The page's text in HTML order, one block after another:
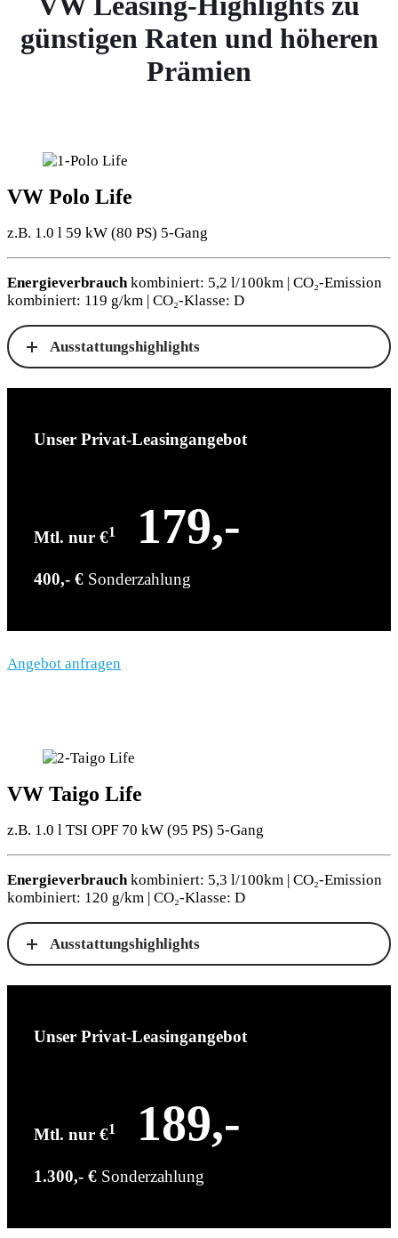
günstigen Raten und höheren
Prämien
VW Polo Life
z.B. 1.0 l 59 kW (80 PS) 5-Gang
Energieverbrauchkombiniert: 5,2 l/100km | CO₂-Emission
kombiniert: 119 g/km | CO₂-Klasse: D
Ausstattungshighlights
Unser Privat-Leasingangebot
Mtl. nur €1 179,-
400,- € Sonderzahlung
Angebot anfragen
VW Taigo Life
z.B. 1.0 l TSI OPF 70 kW (95 PS) 5-Gang
Energieverbrauchkombiniert: 5,3 l/100km | CO₂-Emission
kombiniert: 120 g/km | CO₂-Klasse: D
Ausstattungshighlights
Unser Privat-Leasingangebot
Mtl. nur €1 189,-
1.300,- € Sonderzahlung